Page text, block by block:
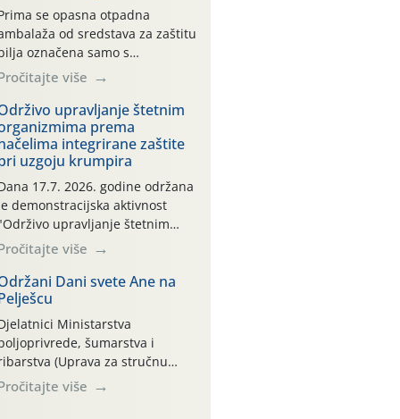
se opasna otpadna
od sredstava za zaštitu
označena samo s
i oznakom
CROCPA EKO MODEL:
ambalaža kao i
drugih proizvoda koji
sredstva za zaštitu bilja
(npr. ambalaža od mineralnih
se ne prihvaća.
je osiguran
povrat prazne
isključivo ovih tvrtki:
MAKS, AGRONOM,
TKI* (PINUS […]
više
upravljanje štetnim
prema
integrirane zaštite
uzgoju krumpira
17.7. 2026. godine održana
demonstracijska aktivnost
upravljanje štetnim
prema načelima
integrirane zaštite pri uzgoju
na pokusnom polju
kraj naselja Belica
parcela ID 2445031)
dio Međimurske
više
Dani svete Ane na
Ministarstva
šumarstva i
(Uprava za stručnu
razvoju poljoprivrede)
sudjelovali su na tradicionalnom
više